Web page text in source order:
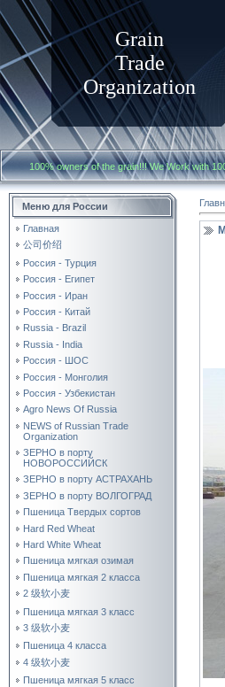
Grain
Trade
Organization
100% owners of the grain!!! We Work with
Меню для России
Главная
公司价绍
Россия - Турция
Россия - Египет
Россия - Иран
Россия - Китай
Russia - Brazil
Russia - India
Россия - ШОС
Россия - Монголия
Россия - Узбекистан
Agro News Of Russia
NEWS of Russian Trade
Organization
ЗЕРНО в порту
НОВОРОССИЙСК
ЗЕРНО в порту АСТРАХАНЬ
ЗЕРНО в порту ВОЛГОГРАД
Пшеница Твердых сортов
Hard Red Wheat
Hard White Wheat
Пшеница мягкая озимая
Пшеница мягкая 2 класса
2 级软小麦
Пшеница мягкая 3 класс
3 级软小麦
Пшеница 4 класса
4 级软小麦
Пшеница мягкая 5 класс